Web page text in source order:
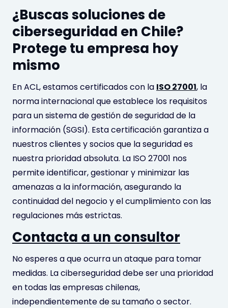
¿Buscas soluciones de
ciberseguridad en Chile?
Protege tu empresa hoy
mismo
En ACL, estamos certificados con la ISO 27001, la
norma internacional que establece los requisitos
para un sistema de gestión de seguridad de la
información (SGSI). Esta certificación garantiza a
nuestros clientes y socios que la seguridad es
nuestra prioridad absoluta. La ISO 27001 nos
permite identificar, gestionar y minimizar las
amenazas a la información, asegurando la
continuidad del negocio y el cumplimiento con las
regulaciones más estrictas.
Contacta a un consultor
No esperes a que ocurra un ataque para tomar
medidas. La ciberseguridad debe ser una prioridad
en todas las empresas chilenas,
independientemente de su tamaño o sector.